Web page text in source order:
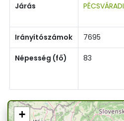
Járás PÉCSVÁRADI
Irányítószámok 7695
Népesség (fő) 83
+